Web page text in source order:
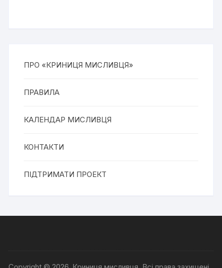
ПРО «КРИНИЦЯ МИСЛИВЦЯ»
ПРАВИЛА
КАЛЕНДАР МИСЛИВЦЯ
КОНТАКТИ
ПІДТРИМАТИ ПРОЕКТ